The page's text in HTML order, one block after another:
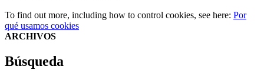
To find out more, including how to control cookies, see here: Por
qué usamos cookies
ARCHIVOS
Búsqueda